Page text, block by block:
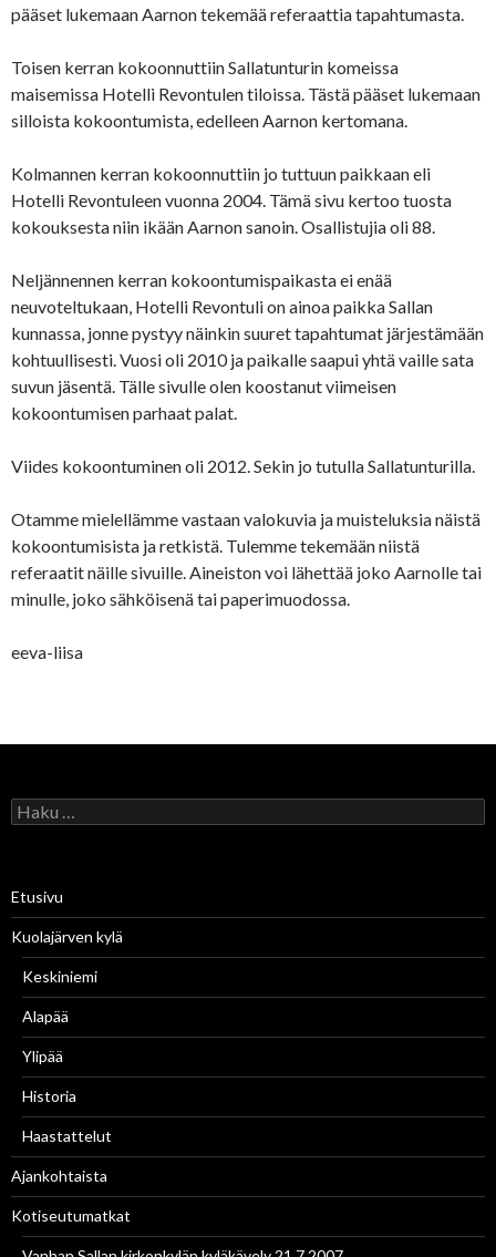
pääset lukemaan Aarnon tekemää referaattia tapahtumasta.
Toisen kerran kokoonnuttiin Sallatunturin komeissa
maisemissa Hotelli Revontulen tiloissa. Tästä pääset lukemaan
silloista kokoontumista, edelleen Aarnon kertomana.
Kolmannen kerran kokoonnuttiin jo tuttuun paikkaan eli
Hotelli Revontuleen vuonna 2004. Tämä sivu kertoo tuosta
kokouksesta niin ikään Aarnon sanoin. Osallistujia oli 88.
Neljännennen kerran kokoontumispaikasta ei enää
neuvoteltukaan, Hotelli Revontuli on ainoa paikka Sallan
kunnassa, jonne pystyy näinkin suuret tapahtumat järjestämään
kohtuullisesti. Vuosi oli 2010 ja paikalle saapui yhtä vaille sata
suvun jäsentä. Tälle sivulle olen koostanut viimeisen
kokoontumisen parhaat palat.
Viides kokoontuminen oli 2012. Sekin jo tutulla Sallatunturilla.
Otamme mielellämme vastaan valokuvia ja muisteluksia näistä
kokoontumisista ja retkistä. Tulemme tekemään niistä
referaatit näille sivuille. Aineiston voi lähettää joko Aarnolle tai
minulle, joko sähköisenä tai paperimuodossa.
eeva-liisa
H
a
:Etusivu
Kuolajärven kylä
Keskiniemi
Alapää
Ylipää
Historia
Haastattelut
Ajankohtaista
Kotiseutumatkat